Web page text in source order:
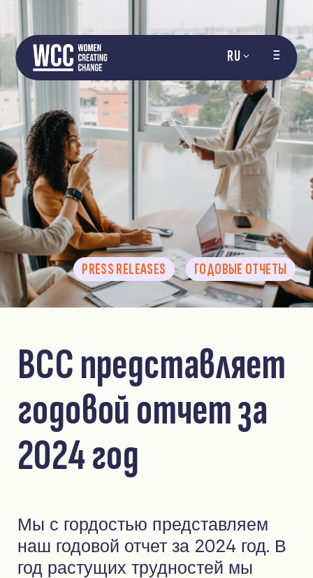
RU
PRESS RELEASES ГОДОВЫЕ ОТЧЕТЫ
ВСС представляет
годовой отчет за
2024 год
Мы с гордостью представляем
наш годовой отчет за 2024 год. В
год растущих трудностей мы